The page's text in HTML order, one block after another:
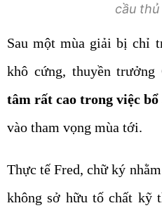
cầu thủ
Sau một mùa giải bị chỉ
khô cứng, thuyền
tâm rất cao trong việc
vào tham vọng mùa tới.
Thực tế Fred, chữ ký
không sở hữu tố chất kỹ